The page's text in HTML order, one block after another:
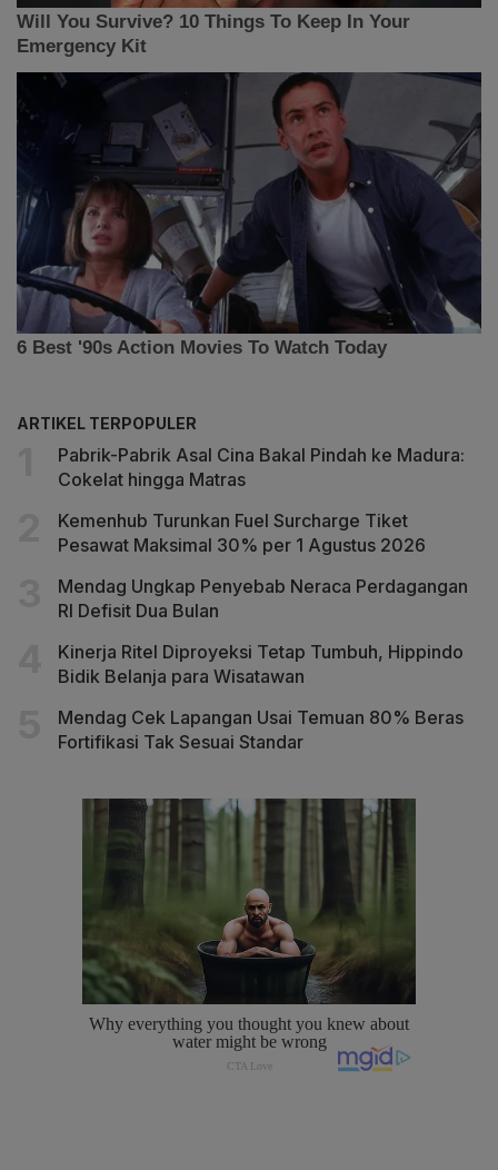
ARTIKEL TERPOPULER
Pabrik-Pabrik Asal Cina Bakal Pindah ke Madura:
Cokelat hingga Matras
Kemenhub Turunkan Fuel Surcharge Tiket
Pesawat Maksimal 30% per 1 Agustus 2026
Mendag Ungkap Penyebab Neraca Perdagangan
RI Defisit Dua Bulan
Kinerja Ritel Diproyeksi Tetap Tumbuh, Hippindo
Bidik Belanja para Wisatawan
Mendag Cek Lapangan Usai Temuan 80% Beras
Fortifikasi Tak Sesuai Standar